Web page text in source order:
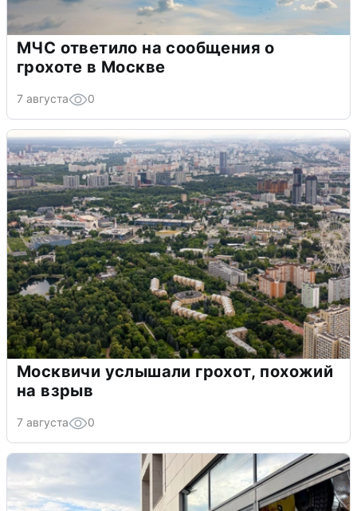
МЧС ответило на сообщения о
грохоте в Москве
7 августа 0
Москвичи услышали грохот, похожий
на взрыв
7 августа 0